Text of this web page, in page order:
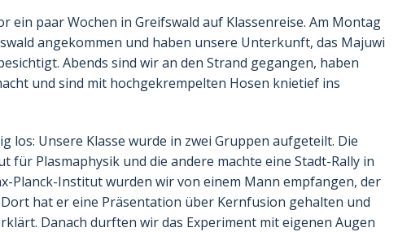
ein paar Wochen in Greifswald auf Klassenreise. Am Montag
angekommen und haben unsere Unterkunft, das Majuwi
Abends sind wir an den Strand gegangen, haben
und sind mit hochgekrempelten Hosen knietief ins
los: Unsere Klasse wurde in zwei Gruppen aufgeteilt. Die
für Plasmaphysik und die andere machte eine Stadt-Rally in
Planck-Institut wurden wir von einem Mann empfangen, der
hat er eine Präsentation über Kernfusion gehalten und
Danach durften wir das Experiment mit eigenen Augen